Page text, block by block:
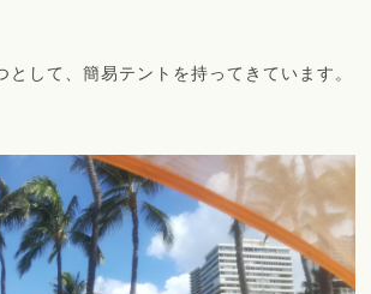
として、簡易テントを持ってきています。